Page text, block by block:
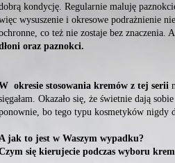
kondycję. Regularnie maluję
wysuszenie i okresowe podrażnienie
co też nie zostaje bez znaczenia.
oraz paznokci.
okresie stosowania kremów z tej serii
Okazało się, że świetnie dają
bo tego typu kosmetyków nigdy
jak to jest w Waszym wypadku?
się kierujecie podczas wyboru